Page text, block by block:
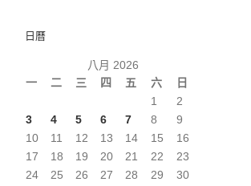
日曆
八月 2026
一
二 三 四 五 六 日
1
2
3
4 5 6 7 8
9
10
11 12 13 14 15
16
17
18 19 20 21 22
23
24
25 26 27 28 29
30